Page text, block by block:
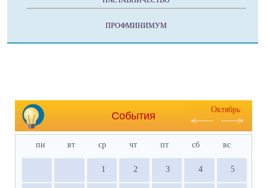
ПРОФМИНИМУМ
События
Октябрь
пн вт ср чт пт сб вс
1 2 3 4 5